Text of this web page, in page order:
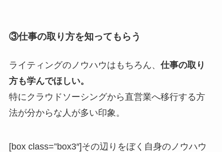
③仕事の取り方を知ってもらう
ライティングのノウハウはもちろん、 仕事の取り
方も学んでほしい。
特にクラウドソーシングから直営業へ移行する方
法が分からな人が多い印象。
[box class=”box3″]その辺りをぼく自身のノウハウ